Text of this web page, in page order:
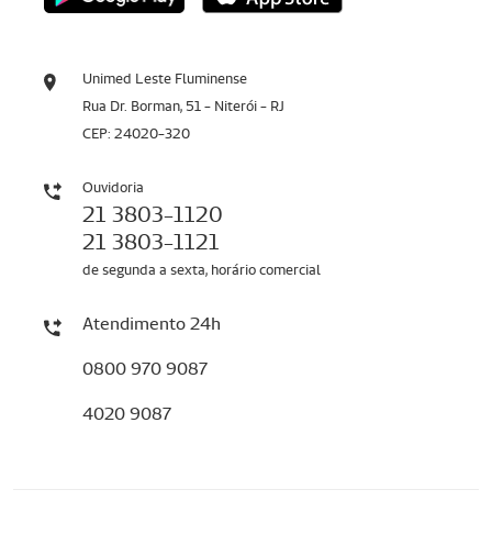
Unimed Leste Fluminense
Rua Dr. Borman, 51 - Niterói - RJ
CEP: 24020-320
Ouvidoria
21 3803-1120
21 3803-1121
de segunda a sexta, horário comercial
Atendimento 24h
0800 970 9087
4020 9087